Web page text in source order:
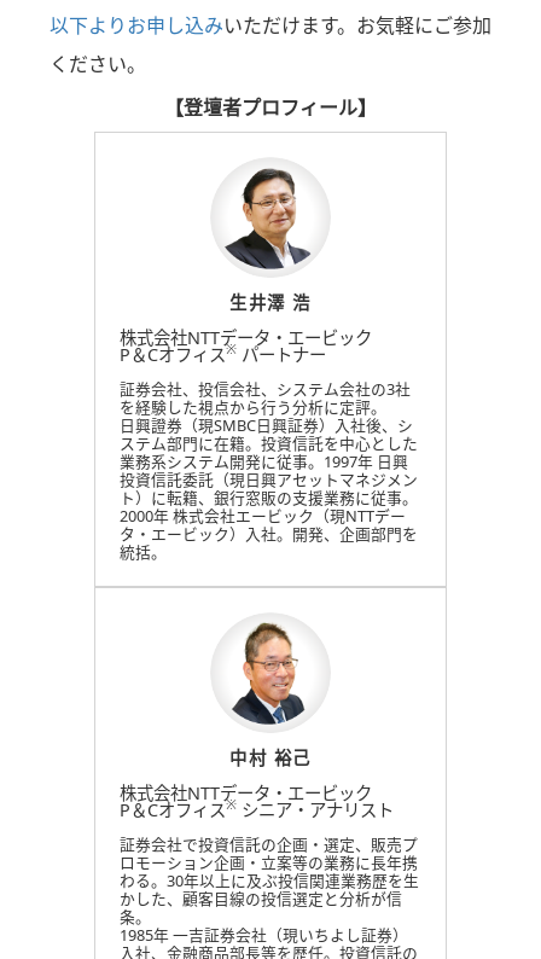
以下よりお申し込みいただけます。お気軽にご参加
ください。
【登壇者プロフィール】
生井澤 浩
株式会社NTTデータ・エービック
P＆Cオフィス※パートナー
証券会社、投信会社、システム会社の3社
を経験した視点から行う分析に定評。
日興證券（現SMBC日興証券）入社後、シ
ステム部門に在籍。投資信託を中心とした
業務系システム開発に従事。1997年 日興
投資信託委託（現日興アセットマネジメン
ト）に転籍、銀行窓販の支援業務に従事。
2000年 株式会社エービック（現NTTデー
タ・エービック）入社。開発、企画部門を
統括。
中村 裕己
株式会社NTTデータ・エービック
P＆Cオフィス※シニア・アナリスト
証券会社で投資信託の企画・選定、販売プ
ロモーション企画・立案等の業務に長年携
わる。30年以上に及ぶ投信関連業務歴を生
かした、顧客目線の投信選定と分析が信
条。
1985年 一吉証券会社（現いちよし証券）
入社、金融商品部長等を歴任。投資信託の